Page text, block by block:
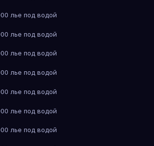
лье под водой
лье под водой
лье под водой
лье под водой
лье под водой
лье под водой
лье под водой